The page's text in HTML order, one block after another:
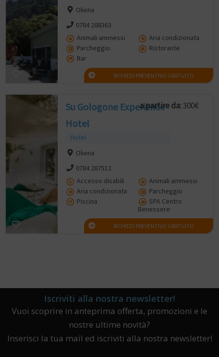
Oliena
0784 288363
Animali ammessi
Aria condizionata
Parcheggio
Ristorante
Bar
RICHIEDI PREVENTIVO GRATUITO
Su Gologone Experience
Hotel
Hotel
a partire da:300€
Oliena
0784 287512
Accesso disabili
Animali ammessi
Aria condizionata
Parcheggio
Piscina
SPA Centro
Benessere
RICHIEDI PREVENTIVO GRATUITO
Iscriviti alla nostra newsletter!
Vuoi scoprire in anteprima offerta, promozioni e le
nostre ultime novità?
Inserisci la tua mail ed iscriviti alla nostra newsletter!